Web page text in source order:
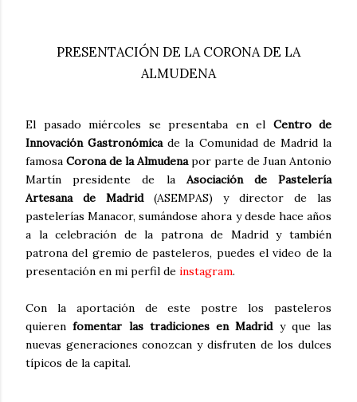
PRESENTACIÓN DE LA CORONA DE LA
ALMUDENA
El pasado miércoles se presentaba en el Centro de
Innovación Gastronómicade la Comunidad de Madrid la
famosa Corona de la Almudenapor parte de Juan Antonio
Martín presidente de la Asociación de Pastelería
Artesana de Madrid(ASEMPAS) y director de las
pastelerías Manacor, sumándose ahora y desde hace años
a la celebración de la patrona de Madrid y también
patrona del gremio de pasteleros, puedes el video de la
presentación en mi perfil de instagram.
Con la aportación de este postre los pasteleros
quierenfomentar las tradiciones en Madridy que las
nuevas generaciones conozcan y disfruten de los dulces
típicos de la capital.